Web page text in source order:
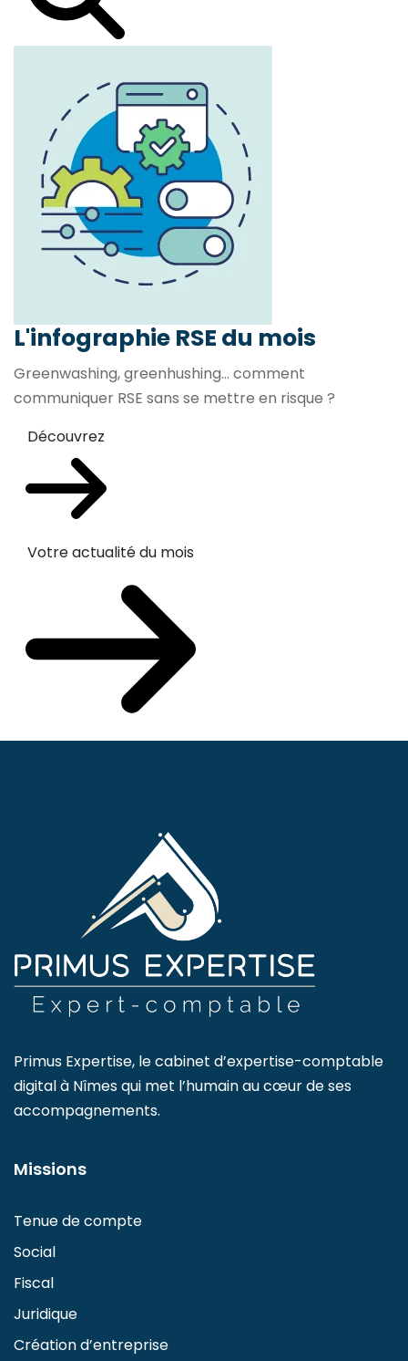
L'infographie RSE du mois
Greenwashing, greenhushing… comment
communiquer RSE sans se mettre en risque ?
Découvrez
Votre actualité du mois
Primus Expertise, le cabinet d’expertise-comptable
digital à Nîmes qui met l’humain au cœur de ses
accompagnements.
Missions
Tenue de compte
Social
Fiscal
Juridique
Création d’entreprise